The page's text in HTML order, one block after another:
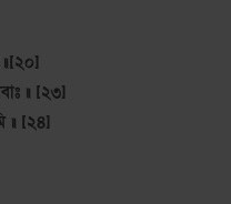
॥ [২৩]
॥ [২৪]